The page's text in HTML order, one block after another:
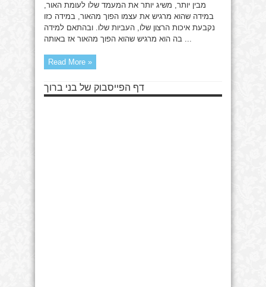
מבין יותר, משיג יותר את המעמד שלו לעומת האור,
במידה שהוא מרגיש את עצמו הפוך מהאור, במידה כזו
נקבעת איכות הרצון שלו, העביות שלו. ובהתאם למידה
בה הוא מרגיש שהוא הפוך מהאור אז באותה ...
Read More »
דף הפייסבוק של בני ברוך